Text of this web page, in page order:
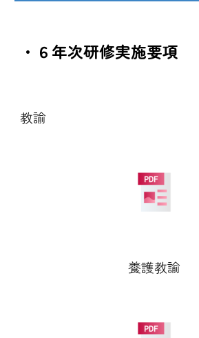
・６年次研修実施要項
教諭
養護教諭